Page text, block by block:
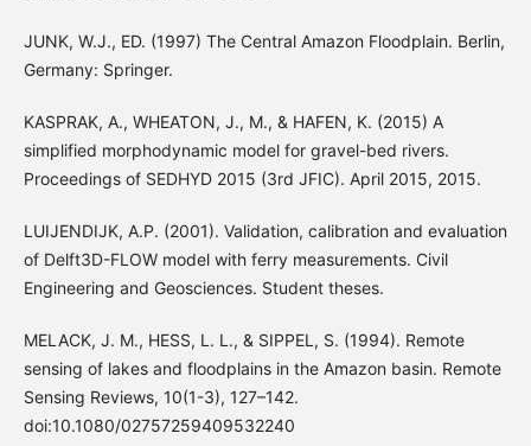
JUNK, W.J., ED. (1997) The Central Amazon Floodplain. Berlin,
Germany: Springer.
KASPRAK, A., WHEATON, J., M., & HAFEN, K. (2015) A
simplified morphodynamic model for gravel-bed rivers.
Proceedings of SEDHYD 2015 (3rd JFIC). April 2015, 2015.
LUIJENDIJK, A.P. (2001). Validation, calibration and evaluation
of Delft3D-FLOW model with ferry measurements. Civil
Engineering and Geosciences. Student theses.
MELACK, J. M., HESS, L. L., & SIPPEL, S. (1994). Remote
sensing of lakes and floodplains in the Amazon basin. Remote
Sensing Reviews, 10(1-3), 127–142.
doi:10.1080/02757259409532240